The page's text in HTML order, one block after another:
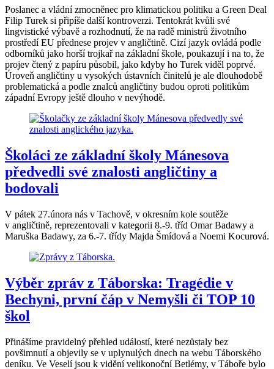
Poslanec a vládní zmocněnec pro klimatickou politiku a Green Deal
Filip Turek si připíše další kontroverzi. Tentokrát kvůli své
lingvistické výbavě a rozhodnutí, že na radě ministrů životního
prostředí EU přednese projev v angličtině. Cizí jazyk ovládá podle
odborníků jako horší trojkař na základní škole, poukazují i na to, že
projev čtený z papíru působil, jako kdyby ho Turek viděl poprvé.
Úroveň angličtiny u vysokých ústavních činitelů je ale dlouhodobě
problematická a podle znalců angličtiny budou oproti politikům
západní Evropy ještě dlouho v nevýhodě.
Školáci ze základní školy Mánesova
předvedli své znalosti angličtiny a
bodovali
V pátek 27.února nás v Tachově, v okresním kole soutěže
v angličtině, reprezentovali v kategorii 8.-9. tříd Omar Badawy a
Maruška Badawy, za 6.-7. třídy Majda Šmídová a Noemi Kocurová.
Výběr zpráv z Táborska: Tragédie v
Bechyni, první čáp v Nemyšli či TOP 10
škol
Přinášíme pravidelný přehled událostí, které nezůstaly bez
povšimnutí a objevily se v uplynulých dnech na webu Táborského
deníku. Ve Veselí jsou k vidění velikonoční Betlémy, v Táboře bylo